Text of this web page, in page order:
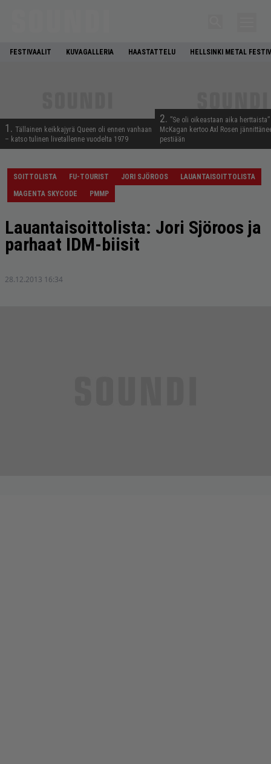
FESTIVAALIT KUVAGALLERIA HAASTATTELU HELLSINKI METAL
1. Tällainen keikkajyrä Queen oli ennen vanhaan
– katso tulinen livetallenne vuodelta 1979
2. ”Se oli oikeastaan aika
McKagan kertoo Axl Rosen
pestiään
SOITTOLISTA FU-TOURIST JORI SJÖROOS
LAUANTAISOITTOLISTA
MAGENTA SKYCODE
PMMP
Lauantaisoittolista: Jori Sjöroos ja
parhaat IDM-biisit
28.12.2013 16:34